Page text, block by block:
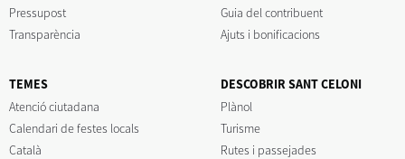
Pressupost
Transparència
Guia del contribuent
Ajuts i bonificacions
TEMES
Atenció ciutadana
Calendari de festes locals
Català
DESCOBRIR SANT CELONI
Plànol
Turisme
Rutes i passejades